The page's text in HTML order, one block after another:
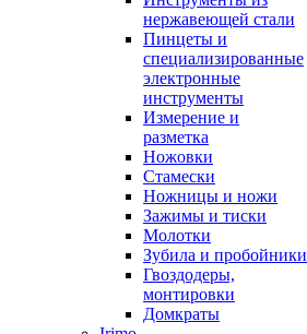
нержавеющей стали
Пинцеты и
специализированные
электронные
инструменты
Измерение и
разметка
Ножовки
Стамески
Ножницы и ножи
Зажимы и тиски
Молотки
Зубила и пробойники
Гвоздодеры,
монтировки
Домкраты